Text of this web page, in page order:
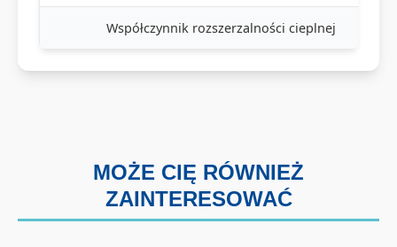
Współczynnik rozszerzalności cieplnej
MOŻE CIĘ RÓWNIEŻ
ZAINTERESOWAĆ